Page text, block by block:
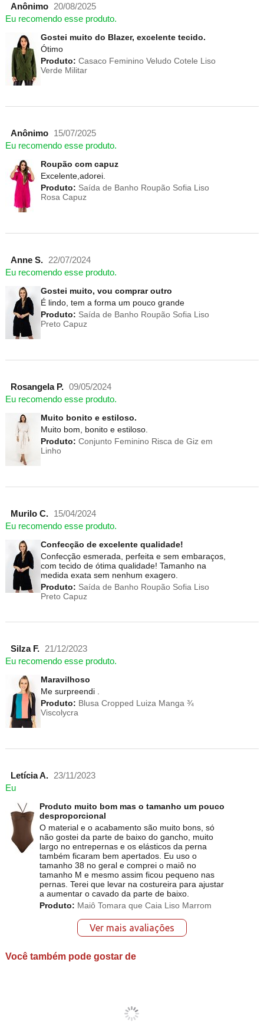
Anônimo
20/08/2025
Eu recomendo esse produto.
Gostei muito do Blazer, excelente tecido.
Ótimo
Produto: Casaco Feminino Veludo Cotele Liso
Verde Militar
Anônimo
15/07/2025
Eu recomendo esse produto.
Roupão com capuz
Excelente,adorei.
Produto: Saída de Banho Roupão Sofia Liso
Rosa Capuz
Anne S.
22/07/2024
Eu recomendo esse produto.
Gostei muito, vou comprar outro
É lindo, tem a forma um pouco grande
Produto: Saída de Banho Roupão Sofia Liso
Preto Capuz
Rosangela P. 09/05/2024
Eu recomendo esse produto.
Muito bonito e estiloso.
Muito bom, bonito e estiloso.
Produto: Conjunto Feminino Risca de Giz em
Linho
Murilo C.
15/04/2024
Eu recomendo esse produto.
Confecção de excelente qualidade!
Confecção esmerada, perfeita e sem embaraços,
com tecido de ótima qualidade! Tamanho na
medida exata sem nenhum exagero.
Produto: Saída de Banho Roupão Sofia Liso
Preto Capuz
Silza F.
21/12/2023
Eu recomendo esse produto.
Maravilhoso
Me surpreendi .
Produto: Blusa Cropped Luiza Manga ¾
Viscolycra
Letícia A.
23/11/2023
Eu
Produto muito bom mas o tamanho um pouco
desproporcional
O material e o acabamento são muito bons, só
não gostei da parte de baixo do gancho, muito
largo no entrepernas e os elásticos da perna
também ficaram bem apertados. Eu uso o
tamanho 38 no geral e comprei o maiô no
tamanho M e mesmo assim ficou pequeno nas
pernas. Terei que levar na costureira para ajustar
a aumentar o cavado da parte de baixo.
Produto: Maiô Tomara que Caia Liso Marrom
Ver mais avaliações
Você também pode gostar de